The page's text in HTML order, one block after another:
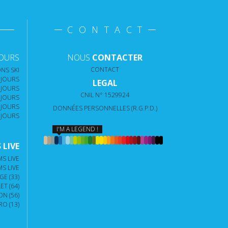
SKI
LIVE
LIVE
LIVE
(33)
(64)
(56)
(13)
CONTACT
NOUS CONTACTER
CONTACT
LEGAL
CNIL N° 1529924
DONNÉES PERSONNELLES (R.G.P.D.)
I'M A LEGEND !